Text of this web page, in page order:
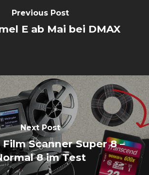
Previous Post
E ab Mai bei DMAX
Next Post
Scanner Super 8 –
8 im Test